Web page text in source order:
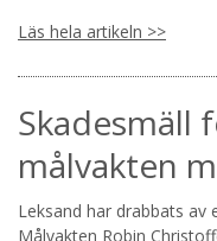
Läs hela artikeln >>
Skadesmäll
målvakten
Leksand har drabbats av
Målvakten Robin